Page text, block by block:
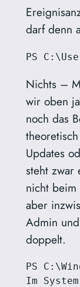
darf denn
Nichts –
wir oben
noch das
Updates
steht zwar
nicht beim
aber
Admin
doppelt.
PS
Im